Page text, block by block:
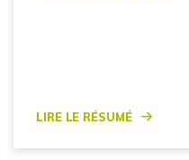
Lire le résumé